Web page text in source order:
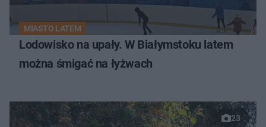
MIASTO LATEM
Lodowisko na upały. W Białymstoku latem
można śmigać na łyżwach
23